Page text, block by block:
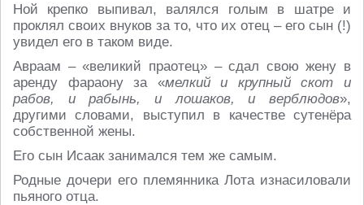
Ной крепко выпивал, валялся голым в шатре и
проклял своих внуков за то, что их отец – его сын (!)
увидел его в таком виде.
Авраам – «великий праотец» – сдал свою жену в
аренду фараону за «мелкий и крупный скот и
рабов, и рабынь, и лошаков, и верблюдов»,
другими словами, выступил в качестве сутенёра
собственной жены.
Его сын Исаак занимался тем же самым.
Родные дочери его племянника Лота изнасиловали
пьяного отца.